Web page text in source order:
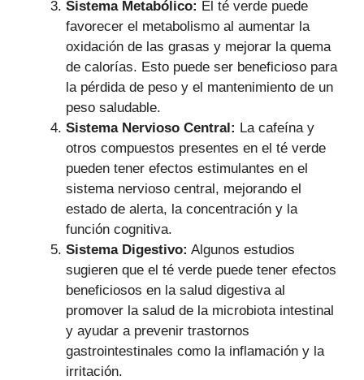
Sistema Metabólico: El té verde puede
favorecer el metabolismo al aumentar la
oxidación de las grasas y mejorar la quema
de calorías. Esto puede ser beneficioso para
la pérdida de peso y el mantenimiento de un
peso saludable.
Sistema Nervioso Central: La cafeína y
otros compuestos presentes en el té verde
pueden tener efectos estimulantes en el
sistema nervioso central, mejorando el
estado de alerta, la concentración y la
función cognitiva.
Sistema Digestivo: Algunos estudios
sugieren que el té verde puede tener efectos
beneficiosos en la salud digestiva al
promover la salud de la microbiota intestinal
y ayudar a prevenir trastornos
gastrointestinales como la inflamación y la
irritación.